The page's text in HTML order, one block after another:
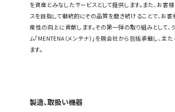
を資産とみなしたサービスとして提供します。また、お客
スを目指して継続的にその品質を磨き続けることで、お
産性の向上に貢献します。その第一弾の取り組みとして、
ム「MENTENA（メンテナ）」を親会社から包括承継し、主
ます。
製造、取扱い機器